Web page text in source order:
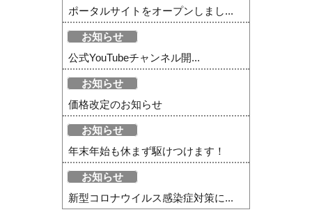
ポータルサイトをオープンしまし...
お知らせ
公式YouTubeチャンネル開...
お知らせ
価格改定のお知らせ
お知らせ
年末年始も休まず駆けつけます！
お知らせ
新型コロナウイルス感染症対策に...